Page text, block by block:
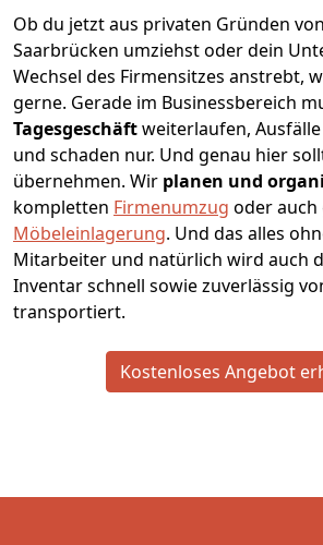
Ob du jetzt aus privaten Gründen
Saarbrücken umziehst oder dein
Wechsel des Firmensitzes anstrebt,
gerne. Gerade im Businessbereich
Tagesgeschäftweiterlaufen,
und schaden nur. Und genau hier
übernehmen. Wir planen und
kompletten Firmenumzug oder auch
Möbeleinlagerung. Und das alles
Mitarbeiter und natürlich wird auch
Inventar schnell sowie zuverlässig
transportiert.
Kostenloses Angebot